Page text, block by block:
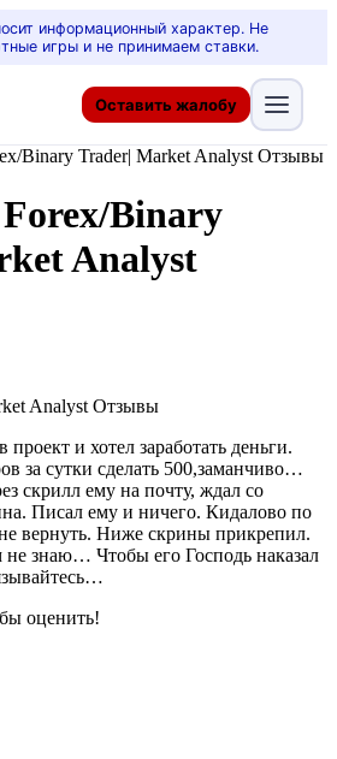
информационный характер. Не
игры и не принимаем ставки.
Оставить жалобу
Binary Trader| Market Analyst Отзывы
Binary
Analyst
Analyst Отзывы
проект и хотел заработать деньги.
за сутки сделать 500,заманчиво…
скрилл ему на почту, ждал со
Писал ему и ничего. Кидалово по
вернуть. Ниже скрины прикрепил.
не знаю… Чтобы его Господь наказал
оценить!